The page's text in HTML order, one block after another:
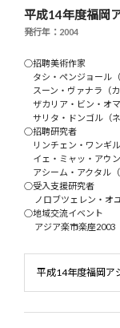
平成14年度福岡
発行年：2004
○招聘美術作家
タシ・ペンジョール（
スーン・ヴァナラ（カ
ザカリア・ビン・オマ
サリタ・ドンゴル（ネ
○招聘研究者
リンチェン・ワンギル
イェ・ミャッ・アウン
アシーム・アクタル（
○受入支援研究者
ノロブツェレン・オ
○地域交流イベント
アジア楽市楽座2003
平成14年度福岡ア